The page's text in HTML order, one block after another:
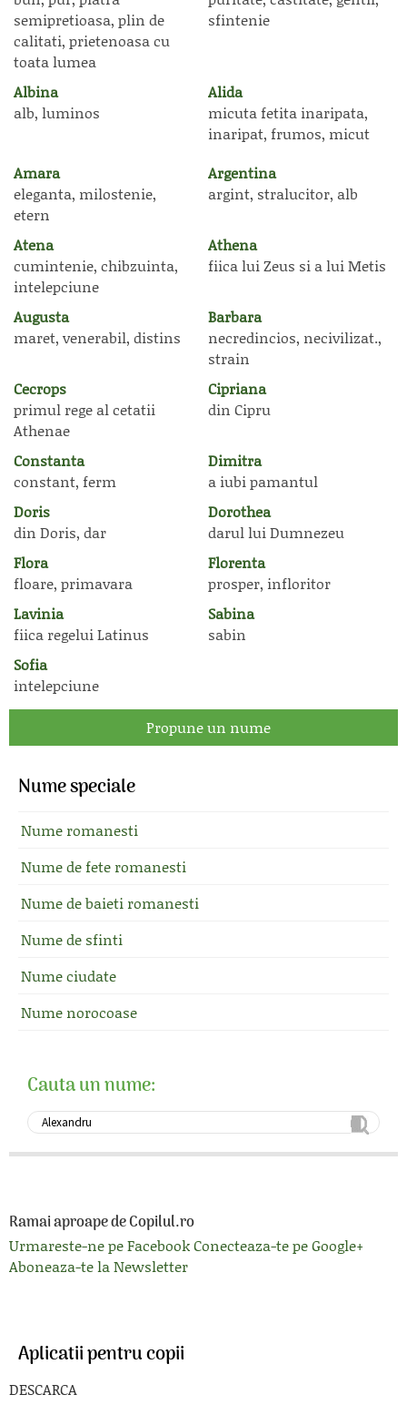
semipretioasa, plin de
calitati, prietenoasa cu
toata lumea
sfintenie
Albina
alb, luminos
Alida
micuta fetita inaripata,
inaripat, frumos, micut
Amara
eleganta, milostenie,
etern
Argentina
argint, stralucitor, alb
Atena
cumintenie, chibzuinta,
intelepciune
Athena
fiica lui Zeus si a lui Metis
Augusta
maret, venerabil, distins
Barbara
necredincios, necivilizat.,
strain
Cecrops
primul rege al cetatii
Athenae
Cipriana
din Cipru
Constanta
constant, ferm
Dimitra
a iubi pamantul
Doris
din Doris, dar
Dorothea
darul lui Dumnezeu
Flora
floare, primavara
Florenta
prosper, infloritor
Lavinia
fiica regelui Latinus
Sabina
sabin
Sofia
intelepciune
Propune un nume
Nume speciale
Nume romanesti
Nume de fete romanesti
Nume de baieti romanesti
Nume de sfinti
Nume ciudate
Nume norocoase
Cauta un nume:
Ramai aproape de Copilul.ro
Urmareste-ne pe FacebookConecteaza-te pe Google+
Aboneaza-te la Newsletter
Aplicatii pentru copii
DESCARCA